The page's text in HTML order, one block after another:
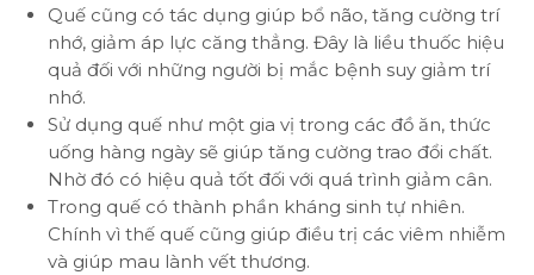
Quế cũng có tác dụng giúp bổ não, tăng cường trí
nhớ, giảm áp lực căng thẳng. Đây là liều thuốc hiệu
quả đối với những người bị mắc bệnh suy giảm trí
nhớ.
Sử dụng quế như một gia vị trong các đồ ăn, thức
uống hàng ngày sẽ giúp tăng cường trao đổi chất.
Nhờ đó có hiệu quả tốt đối với quá trình giảm cân.
Trong quế có thành phần kháng sinh tự nhiên.
Chính vì thế quế cũng giúp điều trị các viêm nhiễm
và giúp mau lành vết thương.